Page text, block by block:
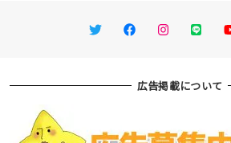
TwitterFacebookInstagram
LINE
広告掲載について